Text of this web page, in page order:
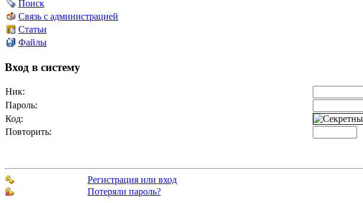
Поиск
Связь с администрацией
Статьи
Файлы
Вход в систему
Ник:
Пароль:
Код:
Повторить:
Регистрация или вход
Потеряли пароль?